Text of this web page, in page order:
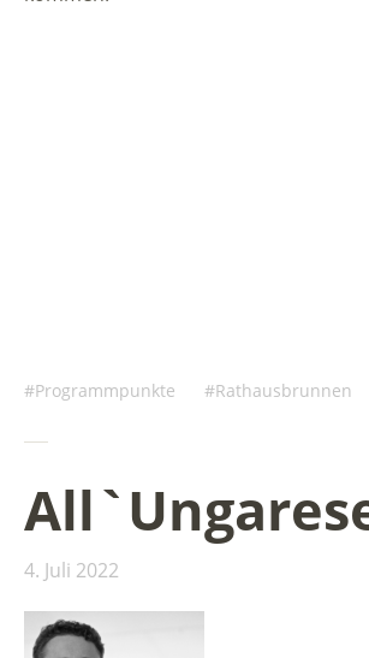
Programmpunkte Rathausbrunnen
4. Juli 2022